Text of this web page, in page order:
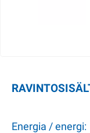
Energia / energi: